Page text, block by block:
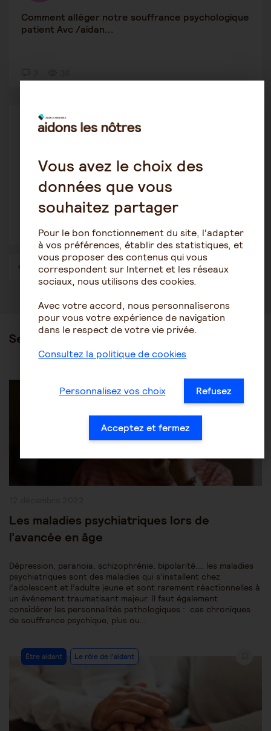
Comment alléger notre souffrance psychologique
patient Avc /aidan...
Comment supporter de voir sa maman malade,
comment l'aider au mie...
10 3213
1 … 3 4 5 6 7 8 9 … 36
Ses articles
Category:
Autres pathologies
Les maladies psychiatriques lors de
l’avancée en âge
Dépression, paranoïa, schizophrénie, bipolarité,… les maladies
psychiatriques sont des maladies qui s’installent chez
l’adolescent et l’adulte jeune et sont rarement réactionnelles à
un événement traumatisant majeur. Il faut également
considérer les personnalités pathologiques : cas chroniques
de souffrance psychique, plus ou…
Post
Category:
Être aidant Le rôle de l'aidant
Vous avez le choix des
données que vous
souhaitez partager
Pour le bon fonctionnement du site, l'adapter
à vos préférences, établir des statistiques, et
vous proposer des contenus qui vous
correspondent sur Internet et les réseaux
sociaux, nous utilisons des cookies.
Avec votre accord, nous personnaliserons
pour vous votre expérience de navigation
dans le respect de votre vie privée.
Consultez la politique de cookies
Personnalisez vos choix Refusez
Acceptez et fermez